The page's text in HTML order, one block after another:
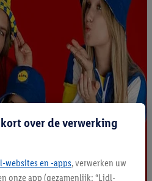
over de verwerking
websites en -apps, verwerken uw
onze app (gezamenlijk: “Lidl-